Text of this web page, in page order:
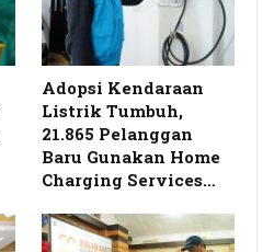
Adopsi Kendaraan
Listrik Tumbuh,
21.865 Pelanggan
Baru Gunakan Home
Charging Services…